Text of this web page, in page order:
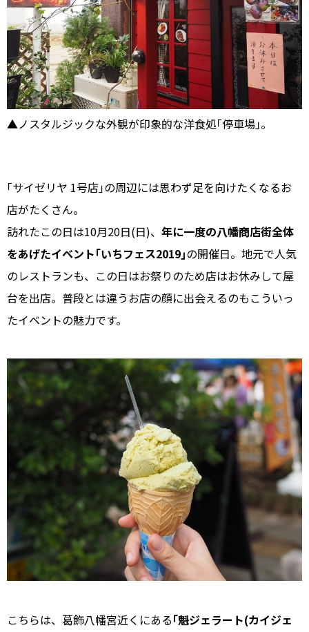
▲ノスタルジックな外観が印象的な洋食処｢停車場｣。
｢サイゼリヤ 1号店｣の周辺には思わず足を向けたくなるお
店がたくさん。
訪れたこの日は10月20日(日)、 年に一度の八幡商店街全体
をあげたイベント｢いちフェス2019｣の開催日。地元で人気
のレストランも、この日はお祭りのため店はお休みして屋
台を出店。普段とは違うお店の顔に出会えるのもこういっ
たイベントの魅力です。
こちらは、葛飾八幡宮近くにある｢魁ジェラート(カイジェ